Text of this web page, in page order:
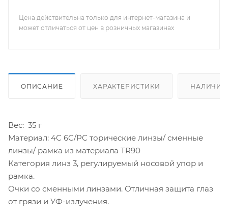
Цена действительна только для интернет-магазина и
может отличаться от цен в розничных магазинах
ОПИСАНИЕ ХАРАКТЕРИСТИКИ НАЛИЧИЕ
Вес: 35 г
Материал: 4C 6C/PC торические линзы/ сменные
линзы/ рамка из материала TR90
Категория линз 3, регулируемый носовой упор и
рамка.
Очки со сменными линзами. Отличная защита глаз
от грязи и УФ-излучения.